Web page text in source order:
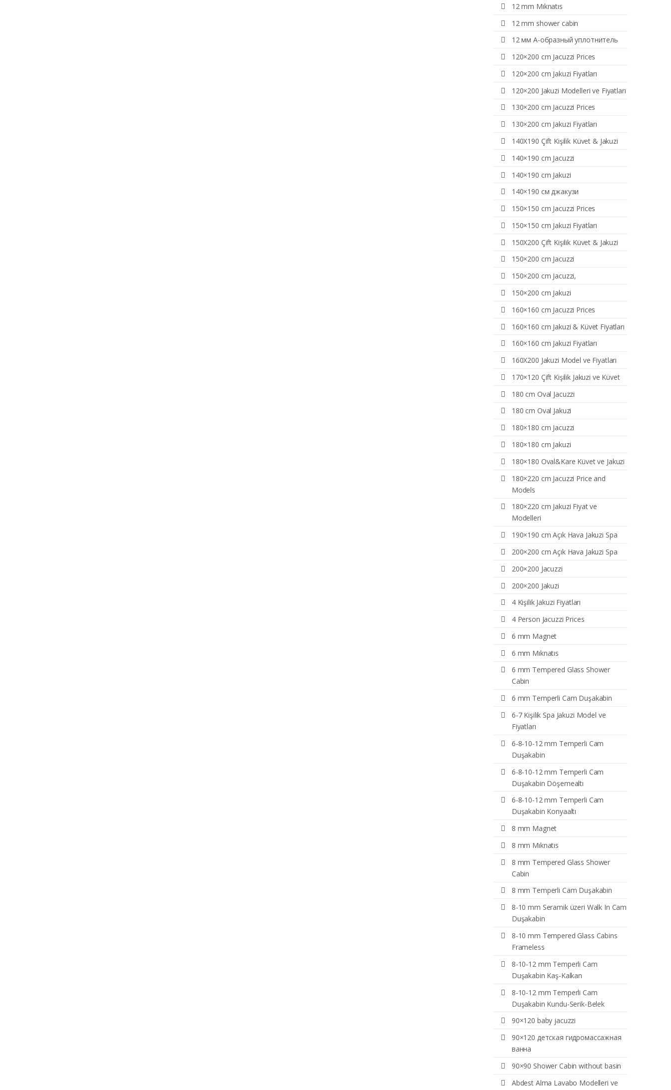
12 mm Mıknatıs
12 mm shower cabin
12 мм А-образный уплотнитель
120×200 cm Jacuzzi Prices
120×200 cm Jakuzi Fiyatları
120×200 Jakuzi Modelleri ve Fiyatları
130×200 cm Jacuzzi Prices
130×200 cm Jakuzi Fiyatları
140X190 Çift Kişilik Küvet & Jakuzi
140×190 cm Jacuzzi
140×190 cm Jakuzi
140×190 см джакузи
150×150 cm Jacuzzi Prices
150×150 cm Jakuzi Fiyatları
150X200 Çift Kişilik Küvet & Jakuzi
150×200 cm Jacuzzi
150×200 cm Jacuzzi,
150×200 cm Jakuzi
160×160 cm Jacuzzi Prices
160×160 cm Jakuzi & Küvet Fiyatları
160×160 cm Jakuzi Fiyatları
160X200 Jakuzi Model ve Fiyatları
170×120 Çift Kişilik Jakuzi ve Küvet
180 cm Oval Jacuzzi
180 cm Oval Jakuzi
180×180 cm Jacuzzi
180×180 cm Jakuzi
180×180 Oval&Kare Küvet ve Jakuzi
180×220 cm Jacuzzi Price and
Models
180×220 cm Jakuzi Fiyat ve
Modelleri
190×190 cm Açık Hava Jakuzi Spa
200×200 cm Açık Hava Jakuzi Spa
200×200 Jacuzzi
200×200 Jakuzi
4 Kişilik Jakuzi Fiyatları
4 Person Jacuzzi Prices
6 mm Magnet
6 mm Mıknatıs
6 mm Tempered Glass Shower
Cabin
6 mm Temperli Cam Duşakabin
6-7 Kişilik Spa Jakuzi Model ve
Fiyatları
6-8-10-12 mm Temperli Cam
Duşakabin
6-8-10-12 mm Temperli Cam
Duşakabin Döşemealtı
6-8-10-12 mm Temperli Cam
Duşakabin Konyaaltı
8 mm Magnet
8 mm Mıknatıs
8 mm Tempered Glass Shower
Cabin
8 mm Temperli Cam Duşakabin
8-10 mm Seramik üzeri Walk In Cam
Duşakabin
8-10 mm Tempered Glass Cabins
Frameless
8-10-12 mm Temperli Cam
Duşakabin Kaş-Kalkan
8-10-12 mm Temperli Cam
Duşakabin Kundu-Serik-Belek
90×120 baby jacuzzi
90×120 детская гидромассажная
ванна
90×90 Shower Cabin without basin
Abdest Alma Lavabo Modelleri ve